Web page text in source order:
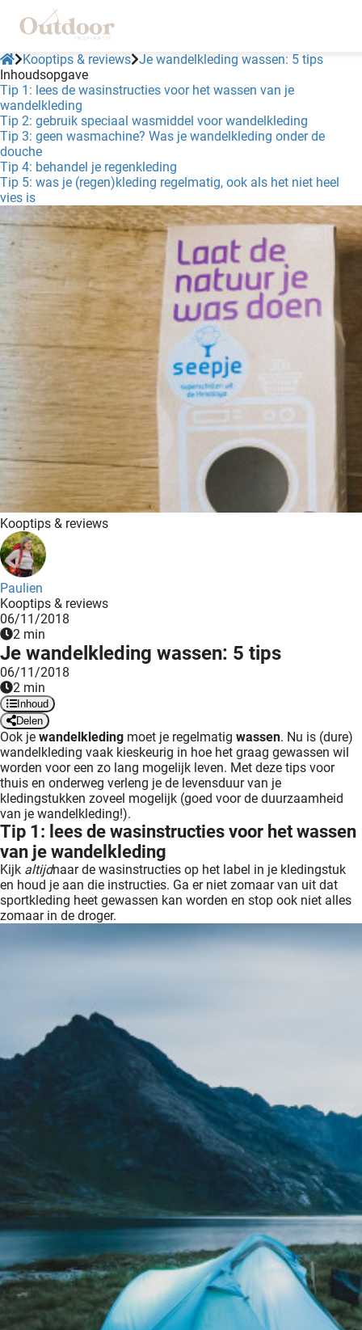
Kooptips & reviews Je wandelkleding wassen: 5 tips
Inhoudsopgave
Tip 1: lees de wasinstructies voor het wassen van je
wandelkleding
Tip 2: gebruik speciaal wasmiddel voor wandelkleding
Tip 3: geen wasmachine? Was je wandelkleding onder de
douche
Tip 4: behandel je regenkleding
Tip 5: was je (regen)kleding regelmatig, ook als het niet heel
vies is
Kooptips & reviews
Paulien
Kooptips & reviews
06/11/2018
2 min
Je wandelkleding wassen: 5 tips
06/11/2018
2 min
Inhoud
Delen
Ook je wandelkleding moet je regelmatig wassen. Nu is (dure)
wandelkleding vaak kieskeurig in hoe het graag gewassen wil
worden voor een zo lang mogelijk leven. Met deze tips voor
thuis en onderweg verleng je de levensduur van je
kledingstukken zoveel mogelijk (goed voor de duurzaamheid
van je wandelkleding!).
Tip 1: lees de wasinstructies voor het wassen
van je wandelkleding
Kijk altijdnaar de wasinstructies op het label in je kledingstuk
en houd je aan die instructies. Ga er niet zomaar van uit dat
sportkleding heet gewassen kan worden en stop ook niet alles
zomaar in de droger.